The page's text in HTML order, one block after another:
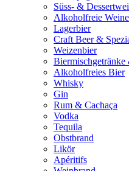
Süss- &
Alkoholfreie Weine
Lagerbier
Craft Beer &
Weizenbier
Alkoholfreies Bier
Whisky
Gin
Rum & Cachaça
Vodka
Tequila
Obstbrand
Likör
Apéritifs